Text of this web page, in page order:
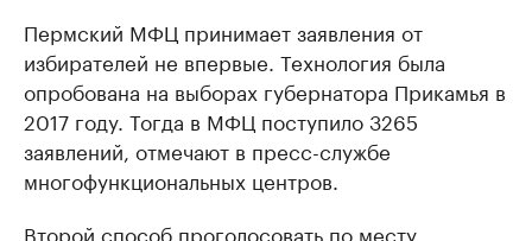
Пермский МФЦ принимает заявления от
избирателей не впервые. Технология была
опробована на выборах губернатора Прикамья в
2017 году. Тогда в МФЦ поступило 3265
заявлений, отмечают в пресс-службе
многофункциональных центров.
Второй способ проголосовать по месту